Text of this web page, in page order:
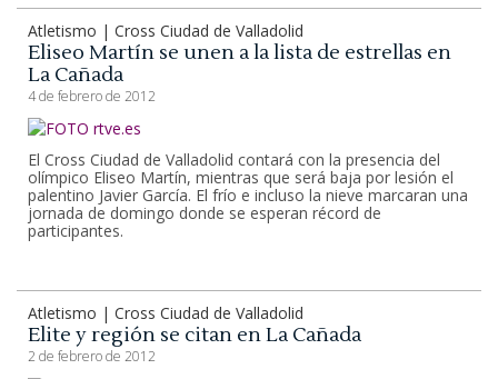
Atletismo | Cross Ciudad de Valladolid
Eliseo Martín se unen a la lista de estrellas en
La Cañada
4 de febrero de 2012
El Cross Ciudad de Valladolid contará con la presencia del
olímpico Eliseo Martín, mientras que será baja por lesión el
palentino Javier García. El frío e incluso la nieve marcaran una
jornada de domingo donde se esperan récord de
participantes.
Atletismo | Cross Ciudad de Valladolid
Elite y región se citan en La Cañada
2 de febrero de 2012